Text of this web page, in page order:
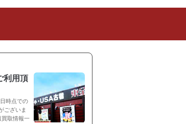
利用頂
時点での
ございま
買取情報一